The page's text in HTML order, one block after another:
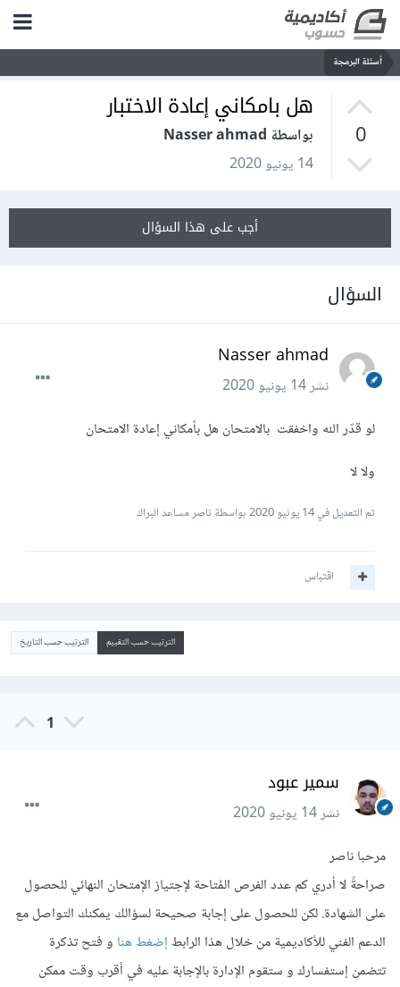
أسئلة البرمجة
0
هل بامكاني إعادة الاختبار
بواسطة Nasser ahmad
14 يونيو 2020
أجب على هذا السؤال
السؤال
Nasser ahmad
نشر14 يونيو 2020
لو قدّر الله واخفقت بالامتحان هل بأمكاني إعادة الامتحان
ولا لا
تم التعديل في14 يونيو 2020 بواسطة ناصر مساعد البراك
اقتباس
الترتيب حسب التقييم الترتيب حسب التاريخ
1
سمير عبود
نشر14 يونيو 2020
مرحبا ناصر
صراحةً لا أدري كم عدد الفرص المُتاحة لإجتياز الإمتحان النهائي للحصول
على الشهادة. لكن للحصول على إجابة صحيحة لسؤالك يمكنك التواصل مع
الدعم الفني للأكاديمية من خلال هذا الرابطإضغط هناو فتح تذكرة
تتضمن إستفسارك و ستقوم الإدارة بالإجابة عليه في أقرب وقت ممكن